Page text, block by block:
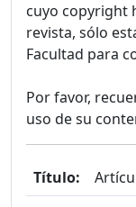
cuyo copyright
revista, sólo
Facultad para
Por favor,
uso de su
Título: